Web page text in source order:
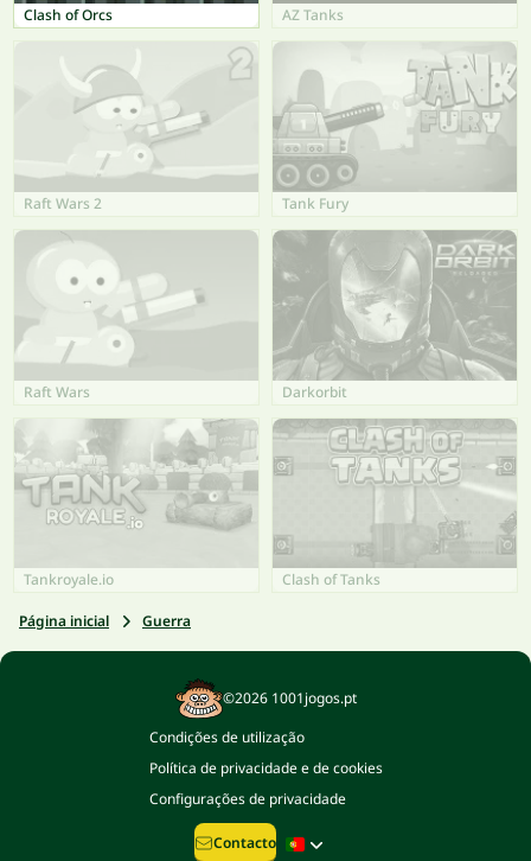
Clash of Orcs AZ Tanks
Raft Wars 2 Tank Fury
Raft Wars Darkorbit
Tankroyale.io Clash of Tanks
Página inicial Guerra
©2026 1001jogos.pt
Condições de utilização
Política de privacidade e de cookies
Configurações de privacidade
Contacto